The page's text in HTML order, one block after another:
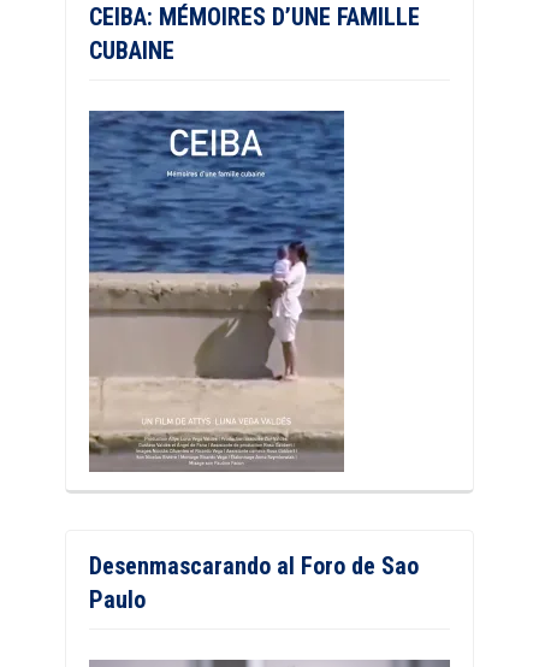
CEIBA: MÉMOIRES D’UNE FAMILLE
CUBAINE
Desenmascarando al Foro de Sao
Paulo